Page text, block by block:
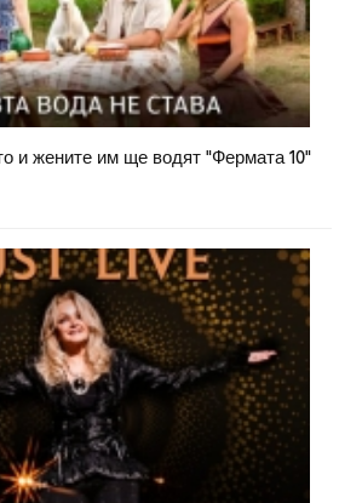
и жените им ще водят "Фермата 10"